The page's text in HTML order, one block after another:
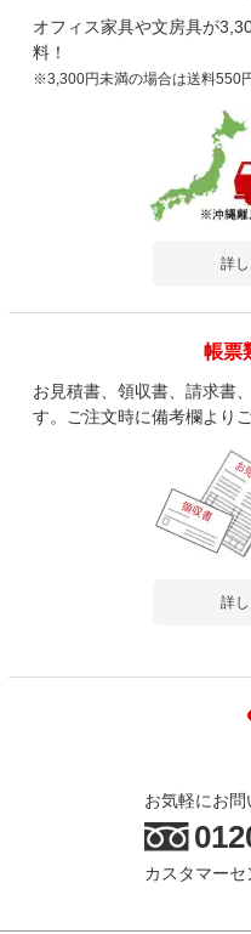
オフィス家具や文房具が
料！
※3,300円未満の場合は送料550
詳
帳票
お見積書、領収書、請求書
す。ご注文時に備考欄より
詳
お気軽にお問
カスタマーセ